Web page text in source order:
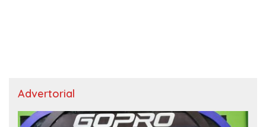
Advertorial